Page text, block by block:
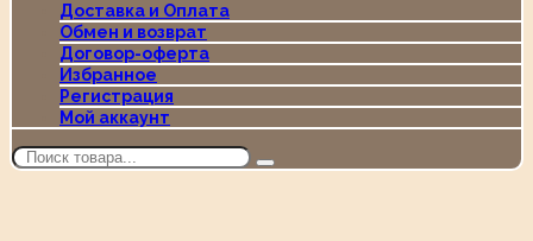
Доставка и Оплата
Обмен и возврат
Договор-оферта
Избранное
Регистрация
Мой аккаунт